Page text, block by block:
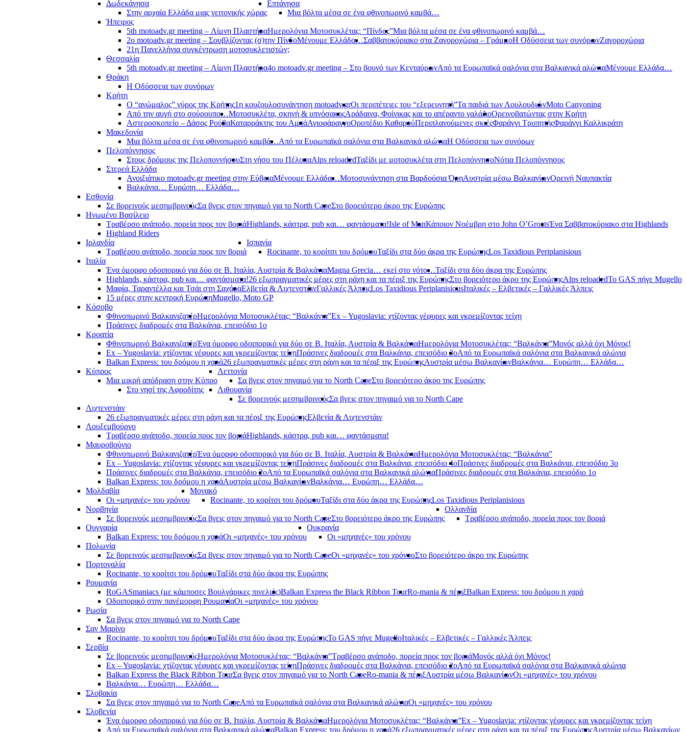
Δωδεκάνησα
Στην αρχαία Ελλάδα μιας γειτονικής χώρας
Επτάνησα
Μια βόλτα μέσα σε ένα φθινοπωρινό καμβά…
Ήπειρος
5th motoadv.gr meeting – Λίμνη ΠλαστήραΗμερολόγια Μοτοσυκλέτας: “Πίνδος”Μια βόλτα μέσα σε ένα φθινοπωρινό καμβά…
2ο motoadv.gr meeting – Σουβλίζοντας (σ)την ΠίνδοΜένουμε Ελλάδα…Σαββατοκύριακο στα Ζαγοροχώρια – ΓράμμοΗ Οδύσσεια των συνόρωνΖαγοροχώρια
21η Πανελλήνια συγκέντρωση μοτοσυκλετιστών;
Θεσσαλία
5th motoadv.gr meeting – Λίμνη Πλαστήρα4ο motoadv.gr meeting – Στο βουνό των ΚενταύρωνΑπό τα Ευρωπαϊκά σαλόνια στα Βαλκανικά αλώνιαΜένουμε Ελλάδα…
Θράκη
Η Οδύσσεια των συνόρων
Κρήτη
Ο “ανώμαλος” γύρος της Κρήτης1η κουζουλοσυνάντηση motoadv.grΟι περιπέτειες του “εξερευνητή”Τα παιδιά των ΛουλουδιώνMoto Canyoning
Από την αυγή στο σούρουπο…Μοτοσυκλέτα, σκηνή & υπνόσακοςΑράδαινα, Φοίνικας και το απέραντο γαλάζιοΟρεινοβατώντας στην Κρήτη
Αστεροσκοπείο – Δάσος ΡούβαΚαταρράκτης του ΑμπάΑγιοφάραγγοΟροπέδιο ΚαθαρούΠεριπλανούμενες σκιέςΦαράγγι ΤρυπητήςΦαράγγι Καλλικράτη
Μακεδονία
Μια βόλτα μέσα σε ένα φθινοπωρινό καμβά…Από τα Ευρωπαϊκά σαλόνια στα Βαλκανικά αλώνιαΗ Οδύσσεια των συνόρων
Πελοπόννησος
Στους δρόμους της ΠελοποννήσουΣτη νήσο του ΠέλοπαAlps reloadedΤαξίδι με μοτοσυκλέτα στη ΠελοπόννησοΝότια Πελοπόννησος
Στερεά Ελλάδα
Ανοιξιάτικο motoadv.gr meeting στην ΕύβοιαΜένουμε Ελλάδα…Μοτοσυνάντηση στα Βαρδούσια ΌρηΑυστρία μέσω ΒαλκανίωνΟρεινή Ναυπακτία
Βαλκάνια… Ευρώπη… Ελλάδα…
Εσθονία
Σε βορεινούς μεσημβρινούςΣα βγεις στον πηγαιμό για το North CapeΣτο βορειότερο άκρο της Ευρώπης
Ηνωμένο Βασίλειο
Τραβέρσο ανάποδο, πορεία προς τον βοριάHighlands, κάστρα, pub και… φαντάσματα!Isle of ManΚάποιον Νοέμβρη στο John O’GroatsΈνα Σαββατοκύριακο στα Highlands
Highland Riders
Ιρλανδία
Τραβέρσο ανάποδο, πορεία προς τον βοριά
Ισπανία
Rocinante, το κορίτσι του δρόμουΤαξίδι στα δύο άκρα της ΕυρώπηςLos Taxidious Periplanisious
Ιταλία
Ένα όμορφο οδοιπορικό για δύο σε Β. Ιταλία, Αυστρία & ΒαλκάνιαMagna Grecia… εκεί στο νότο…Ταξίδι στα δύο άκρα της Ευρώπης
Highlands, κάστρα, pub και… φαντάσματα!26 εξωπραγματικές μέρες στη ράχη και τα πέριξ της ΕυρώπηςΣτο βορειότερο άκρο της ΕυρώπηςAlps reloadedΤο GAS πήγε Mugello
Μαφία, Ταραντέλλα και Τσάι στη ΣαχάραΕλβετία & ΛιχτενστάινΓαλλικές ΆλπειςLos Taxidious PeriplanisiousΙταλικές – Ελβετικές – Γαλλικές Άλπεις
15 μέρες στην κεντρική ΕυρώπηMugello, Moto GP
Κόσοβο
Φθινοπωρινό ΒαλκανιζατέρΗμερολόγια Μοτοσυκλέτας: “Βαλκάνια”Ex – Yugoslavia: χτίζοντας γέφυρες και γκρεμίζοντας τείχη
Πράσινες διαδρομές στα Βαλκάνια, επεισόδιο 1ο
Κροατία
Φθινοπωρινό ΒαλκανιζατέρΈνα όμορφο οδοιπορικό για δύο σε Β. Ιταλία, Αυστρία & ΒαλκάνιαΗμερολόγια Μοτοσυκλέτας: “Βαλκάνια”Μονός αλλά όχι Μόνος!
Ex – Yugoslavia: χτίζοντας γέφυρες και γκρεμίζοντας τείχηΠράσινες διαδρομές στα Βαλκάνια, επεισόδιο 3οΑπό τα Ευρωπαϊκά σαλόνια στα Βαλκανικά αλώνια
Balkan Express: του δρόμου η χαρά26 εξωπραγματικές μέρες στη ράχη και τα πέριξ της ΕυρώπηςΑυστρία μέσω ΒαλκανίωνΒαλκάνια… Ευρώπη… Ελλάδα…
Κύπρος
Μια μικρή απόδραση στην Κύπρο
Στο νησί της Αφροδίτης
Λεττονία
Σα βγεις στον πηγαιμό για το North CapeΣτο βορειότερο άκρο της Ευρώπης
Λιθουανία
Σε βορεινούς μεσημβρινούςΣα βγεις στον πηγαιμό για το North Cape
Λιχτενστάιν
26 εξωπραγματικές μέρες στη ράχη και τα πέριξ της ΕυρώπηςΕλβετία & Λιχτενστάιν
Λουξεμβούργο
Τραβέρσο ανάποδο, πορεία προς τον βοριάHighlands, κάστρα, pub και… φαντάσματα!
Μαυροβούνιο
Φθινοπωρινό ΒαλκανιζατέρΈνα όμορφο οδοιπορικό για δύο σε Β. Ιταλία, Αυστρία & ΒαλκάνιαΗμερολόγια Μοτοσυκλέτας: “Βαλκάνια”
Ex – Yugoslavia: χτίζοντας γέφυρες και γκρεμίζοντας τείχηΠράσινες διαδρομές στα Βαλκάνια, επεισόδιο 4οΠράσινες διαδρομές στα Βαλκάνια, επεισόδιο 3ο
Πράσινες διαδρομές στα Βαλκάνια, επεισόδιο 2οΑπό τα Ευρωπαϊκά σαλόνια στα Βαλκανικά αλώνιαΠράσινες διαδρομές στα Βαλκάνια, επεισόδιο 1ο
Balkan Express: του δρόμου η χαράΑυστρία μέσω ΒαλκανίωνΒαλκάνια… Ευρώπη… Ελλάδα…
Μολδαβία
Οι «μηχανές» του χρόνου
Μονακό
Rocinante, το κορίτσι του δρόμουΤαξίδι στα δύο άκρα της ΕυρώπηςLos Taxidious Periplanisious
Νορβηγία
Σε βορεινούς μεσημβρινούςΣα βγεις στον πηγαιμό για το North CapeΣτο βορειότερο άκρο της Ευρώπης
Ολλανδία
Τραβέρσο ανάποδο, πορεία προς τον βοριά
Ουγγαρία
Balkan Express: του δρόμου η χαράΟι «μηχανές» του χρόνου
Ουκρανία
Οι «μηχανές» του χρόνου
Πολωνία
Σε βορεινούς μεσημβρινούςΣα βγεις στον πηγαιμό για το North CapeΟι «μηχανές» του χρόνουΣτο βορειότερο άκρο της Ευρώπης
Πορτογαλία
Rocinante, το κορίτσι του δρόμουΤαξίδι στα δύο άκρα της Ευρώπης
Ρουμανία
RoGASmaniacs (με κάμποσες Βουλγάρικες πινελιές)Balkan Express the Black Ribbon TourRo-mania & πέριξBalkan Express: του δρόμου η χαρά
Οδοιπορικό στην πανέμορφη ΡουμανίαΟι «μηχανές» του χρόνου
Ρωσία
Σα βγεις στον πηγαιμό για το North Cape
Σαν Μαρίνο
Rocinante, το κορίτσι του δρόμουΤαξίδι στα δύο άκρα της ΕυρώπηςΤο GAS πήγε MugelloΙταλικές – Ελβετικές – Γαλλικές Άλπεις
Σερβία
Σε βορεινούς μεσημβρινούςΗμερολόγια Μοτοσυκλέτας: “Βαλκάνια”Τραβέρσο ανάποδο, πορεία προς τον βοριάΜονός αλλά όχι Μόνος!
Ex – Yugoslavia: χτίζοντας γέφυρες και γκρεμίζοντας τείχηΠράσινες διαδρομές στα Βαλκάνια, επεισόδιο 2οΑπό τα Ευρωπαϊκά σαλόνια στα Βαλκανικά αλώνια
Balkan Express the Black Ribbon TourΣα βγεις στον πηγαιμό για το North CapeRo-mania & πέριξΑυστρία μέσω ΒαλκανίωνΟι «μηχανές» του χρόνου
Βαλκάνια… Ευρώπη… Ελλάδα…
Σλοβακία
Σα βγεις στον πηγαιμό για το North CapeΑπό τα Ευρωπαϊκά σαλόνια στα Βαλκανικά αλώνιαΟι «μηχανές» του χρόνου
Σλοβενία
Ένα όμορφο οδοιπορικό για δύο σε Β. Ιταλία, Αυστρία & ΒαλκάνιαΗμερολόγια Μοτοσυκλέτας: “Βαλκάνια”Ex – Yugoslavia: χτίζοντας γέφυρες και γκρεμίζοντας τείχη
Από τα Ευρωπαϊκά σαλόνια στα Βαλκανικά αλώνιαBalkan Express: του δρόμου η χαρά26 εξωπραγματικές μέρες στη ράχη και τα πέριξ της ΕυρώπηςΑυστρία μέσω Βαλκανίων